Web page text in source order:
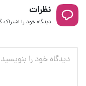
نظرات
دیدگاه خود را اشتراک